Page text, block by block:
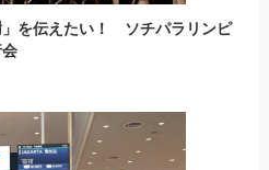
」を伝えたい！ ソチパラリンピ